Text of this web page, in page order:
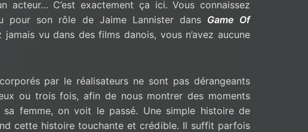
acteur… C’est exactement ça ici. Vous connaissez
pour son rôle de Jaime Lannister dans Game Of
jamais vu dans des films danois, vous n’avez aucune
par le réalisateurs ne sont pas dérangeants
ou trois fois, afin de nous montrer des moments
femme, on voit le passé. Une simple histoire de
cette histoire touchante et crédible. Il suffit parfois